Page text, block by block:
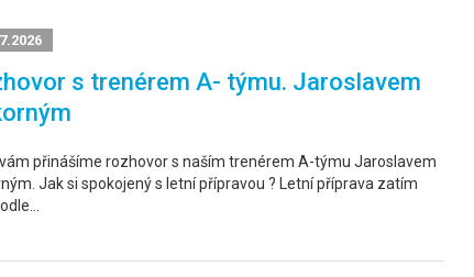
s trenérem A- týmu. Jaroslavem
vám přinášíme rozhovor s naším trenérem A-týmu Jaroslavem
Jak si spokojený s letní přípravou ? Letní příprava zatím